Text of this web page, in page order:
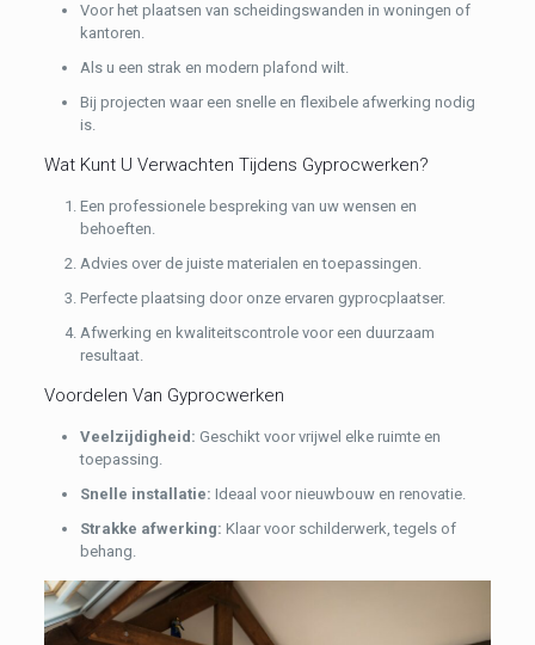
Voor het plaatsen van scheidingswanden in woningen of
kantoren.
Als u een strak en modern plafond wilt.
Bij projecten waar een snelle en flexibele afwerking nodig
is.
Wat Kunt U Verwachten Tijdens Gyprocwerken?
Een professionele bespreking van uw wensen en
behoeften.
Advies over de juiste materialen en toepassingen.
Perfecte plaatsing door onze ervaren gyprocplaatser.
Afwerking en kwaliteitscontrole voor een duurzaam
resultaat.
Voordelen Van Gyprocwerken
Veelzijdigheid: Geschikt voor vrijwel elke ruimte en
toepassing.
Snelle installatie: Ideaal voor nieuwbouw en renovatie.
Strakke afwerking: Klaar voor schilderwerk, tegels of
behang.